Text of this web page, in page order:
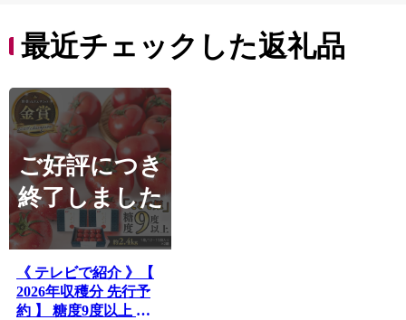
最近チェックした返礼品
ご好評につき
終了しました
《 テレビで紹介 》【
2026年収穫分 先行予
約 】 糖度9度以上 ス